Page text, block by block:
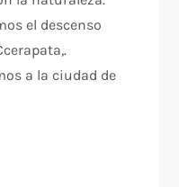
el descenso
a la ciudad de